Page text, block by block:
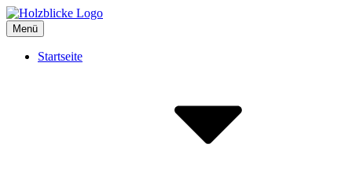
Inhalte
überspringen
Holzblicke
Holz und Keramik aus Nettersheim
Menü
Startseite